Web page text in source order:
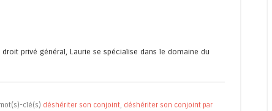
privé général, Laurie se spécialise dans le domaine du
clé(s) déshériter son conjoint, déshériter son conjoint par